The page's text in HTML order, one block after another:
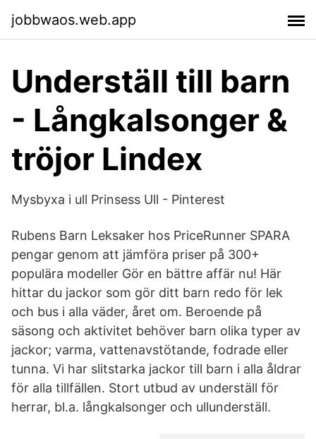
jobbwaos.web.app
Underställ till barn
- Långkalsonger &
tröjor Lindex
Mysbyxa i ull Prinsess Ull - Pinterest
Rubens Barn Leksaker hos PriceRunner SPARA
pengar genom att jämföra priser på 300+
populära modeller Gör en bättre affär nu! Här
hittar du jackor som gör ditt barn redo för lek
och bus i alla väder, året om. Beroende på
säsong och aktivitet behöver barn olika typer av
jackor; varma, vattenavstötande, fodrade eller
tunna. Vi har slitstarka jackor till barn i alla åldrar
för alla tillfällen. Stort utbud av underställ för
herrar, bl.a. långkalsonger och ullunderställ.